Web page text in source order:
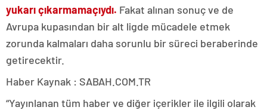
yukarı çıkarmamaçıydı. Fakat alınan sonuç ve de
Avrupa kupasından bir alt ligde mücadele etmek
zorunda kalmaları daha sorunlu bir süreci beraberinde
getirecektir.
Haber Kaynak : SABAH.COM.TR
“Yayınlanan tüm haber ve diğer içerikler ile ilgili olarak